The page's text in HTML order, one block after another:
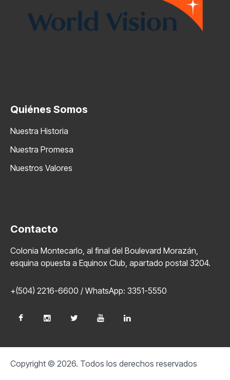
Quiénes Somos
Nuestra Historia
Nuestra Promesa
Nuestros Valores
Contacto
Colonia Montecarlo, al final del Boulevard Morazán,
esquina opuesta a Equinox Club, apartado postal 3204.
+(504) 2216-6600 / WhatsApp: 3351-5550
Copyright © 2026. Todos los derechos reservados